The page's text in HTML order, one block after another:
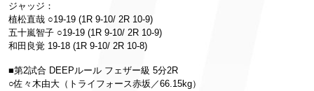
ジャッジ：
植松直哉 ○19-19 (1R 9-10/ 2R 10-9)
五十嵐智子 ○19-19 (1R 9-10/ 2R 10-9)
和田良覚 19-18 (1R 9-10/ 2R 10-8)
■第2試合 DEEPルール フェザー級 5分2R
○佐々木由大（トライフォース赤坂／66.15kg）